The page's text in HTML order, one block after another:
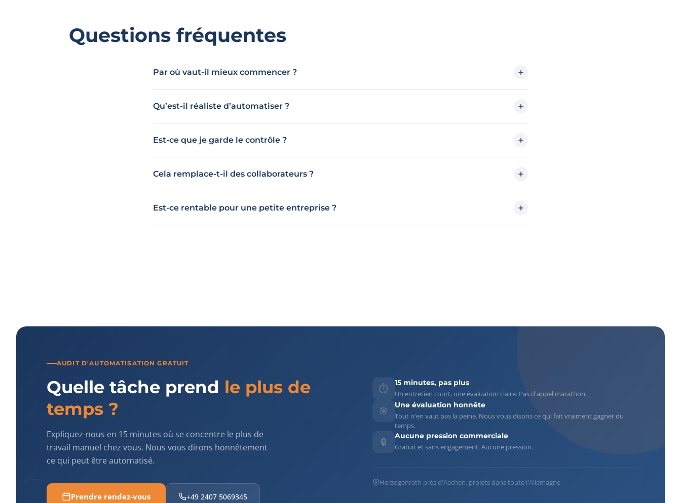
Questions fréquentes
Par où vaut-il mieux commencer ?
Qu’est-il réaliste d’automatiser ?
Est-ce que je garde le contrôle ?
Cela remplace-t-il des collaborateurs ?
Est-ce rentable pour une petite entreprise ?
AUDIT D'AUTOMATISATION GRATUIT
Quelle tâche prend le plus de
temps ?
Expliquez-nous en 15 minutes où se concentre le plus de
travail manuel chez vous. Nous vous dirons honnêtement
ce qui peut être automatisé.
Prendre rendez-vous +49 2407 5069345
⏱️
15 minutes, pas plus
Un entretien court, une évaluation claire. Pas d'appel marathon.
🎯
Une évaluation honnête
Tout n'en vaut pas la peine. Nous vous disons ce qui fait vraiment gagner du
temps.
🔒
Aucune pression commerciale
Gratuit et sans engagement. Aucune pression.
Herzogenrath près d'Aachen, projets dans toute l'Allemagne